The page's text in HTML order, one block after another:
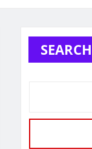
SEARCH